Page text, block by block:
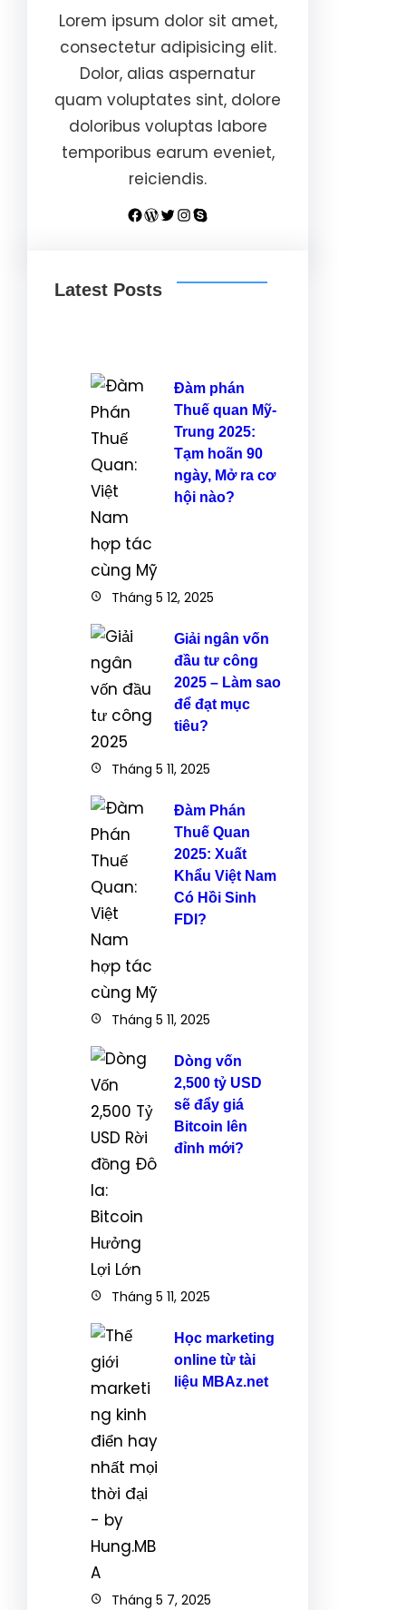
Lorem ipsum dolor sit amet,
consectetur adipisicing elit.
Dolor, alias aspernatur
quam voluptates sint, dolore
doloribus voluptas labore
temporibus earum eveniet,
reiciendis.
Facebook WordPress Twitter InstagramSkype
Latest Posts
Đàm phán
Thuế quan Mỹ-
Trung 2025:
Tạm hoãn 90
ngày, Mở ra cơ
hội nào?
Tháng 5 12, 2025
Giải ngân vốn
đầu tư công
2025 – Làm sao
để đạt mục
tiêu?
Tháng 5 11, 2025
Đàm Phán
Thuế Quan
2025: Xuất
Khẩu Việt Nam
Có Hồi Sinh
FDI?
Tháng 5 11, 2025
Dòng vốn
2,500 tỷ USD
sẽ đẩy giá
Bitcoin lên
đỉnh mới?
Tháng 5 11, 2025
Học marketing
online từ tài
liệu MBAz.net
Tháng 5 7, 2025